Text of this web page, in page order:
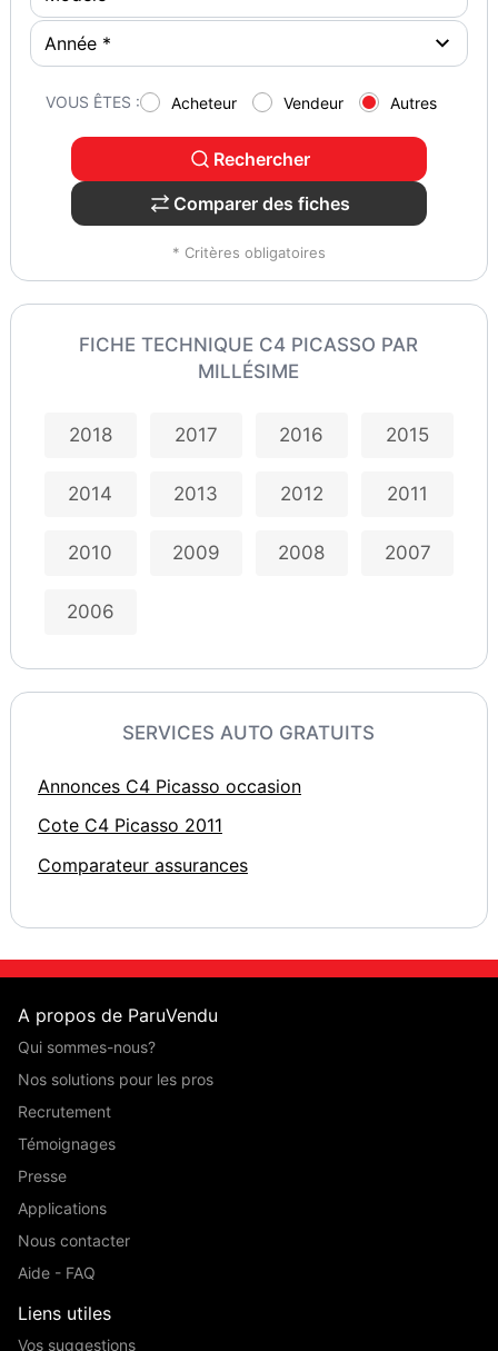
VOUS ÊTES : Acheteur Vendeur Autres
Rechercher
Comparer des fiches
* Critères obligatoires
FICHE TECHNIQUE C4 PICASSO PAR
MILLÉSIME
2018 2017 2016 2015
2014 2013 2012 2011
2010 2009 2008 2007
2006
SERVICES AUTO GRATUITS
Annonces C4 Picasso occasion
Cote C4 Picasso 2011
Comparateur assurances
A propos de ParuVendu
Qui sommes-nous?
Nos solutions pour les pros
Recrutement
Témoignages
Presse
Applications
Nous contacter
Aide - FAQ
Liens utiles
Vos suggestions